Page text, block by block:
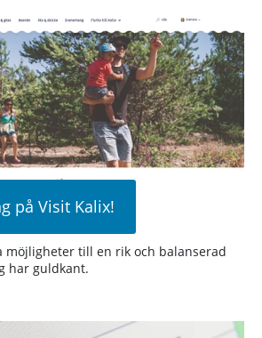
på Visit Kalix!
möjligheter till en rik och balanserad
har guldkant.